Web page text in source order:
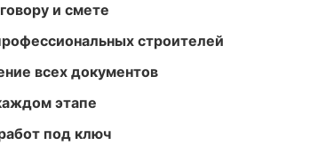
и смете
строителей
всех документов
этапе
под ключ